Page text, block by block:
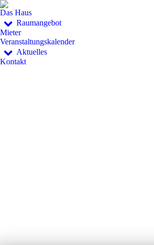
Das Haus
Raumangebot
Mieter
Veranstaltungskalender
Aktuelles
Kontakt